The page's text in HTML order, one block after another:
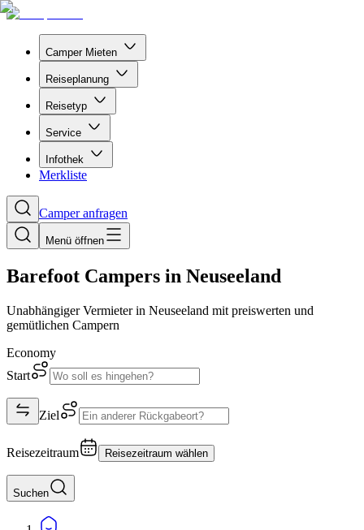
Camper Mieten
Reiseplanung
Reisetyp
Service
Infothek
Merkliste
Camper anfragen
Menü öffnen
Barefoot Campers in Neuseeland
Unabhängiger Vermieter in Neuseeland mit preiswerten und
gemütlichen Campern
Economy
Start
Ziel
Reisezeitraum Reisezeitraum wählen
Suchen